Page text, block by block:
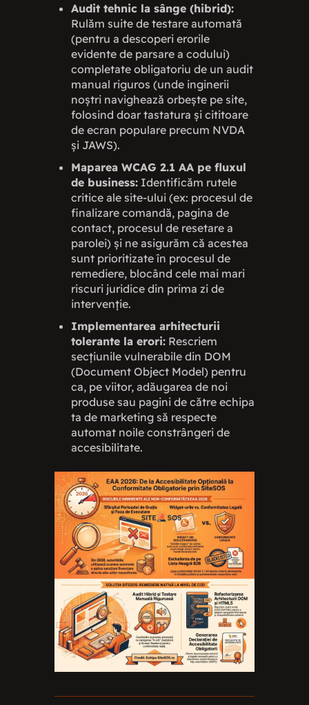
Audit tehnic la sânge (hibrid):
Rulăm suite de testare automată
(pentru a descoperi erorile
evidente de parsare a codului)
completate obligatoriu de un audit
manual riguros (unde inginerii
noștri navighează orbește pe site,
folosind doar tastatura și cititoare
de ecran populare precum NVDA
și JAWS).
Maparea WCAG 2.1 AA pe fluxul
de business: Identificăm rutele
critice ale site-ului (ex: procesul de
finalizare comandă, pagina de
contact, procesul de resetare a
parolei) și ne asigurăm că acestea
sunt prioritizate în procesul de
remediere, blocând cele mai mari
riscuri juridice din prima zi de
intervenție.
Implementarea arhitecturii
tolerante la erori: Rescriem
secțiunile vulnerabile din DOM
(Document Object Model) pentru
ca, pe viitor, adăugarea de noi
produse sau pagini de către echipa
ta de marketing să respecte
automat noile constrângeri de
accesibilitate.